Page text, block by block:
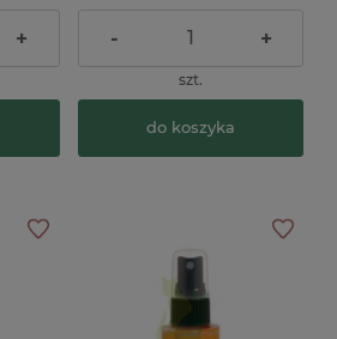
+ - +
szt.
do koszyka